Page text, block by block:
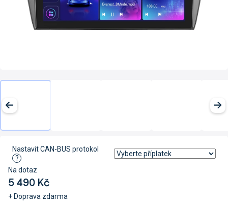
5 490 Kč
+ Doprava zdarma
Na dotaz
Nastavit CAN-BUS protokol
?